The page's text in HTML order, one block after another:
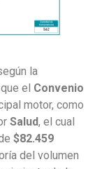
la
el Convenio
motor, como
Salud, el cual
$82.459
del volumen